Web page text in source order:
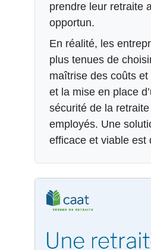
prendre leur retraite
opportun.
En réalité, les
plus tenues de
maîtrise des coûts
et la mise en place
sécurité de la
employés. Une
efficace et viable est